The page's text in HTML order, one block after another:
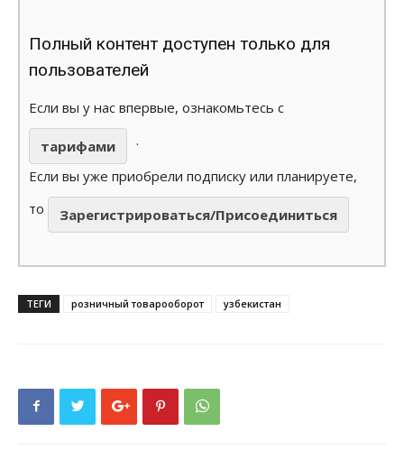
Полный контент доступен только для
пользователей
Если вы у нас впервые, ознакомьтесь с
тарифами
.
Если вы уже приобрели подписку или планируете,
то
Зарегистрироваться/Присоединиться
ТЕГИ розничный товарооборот узбекистан